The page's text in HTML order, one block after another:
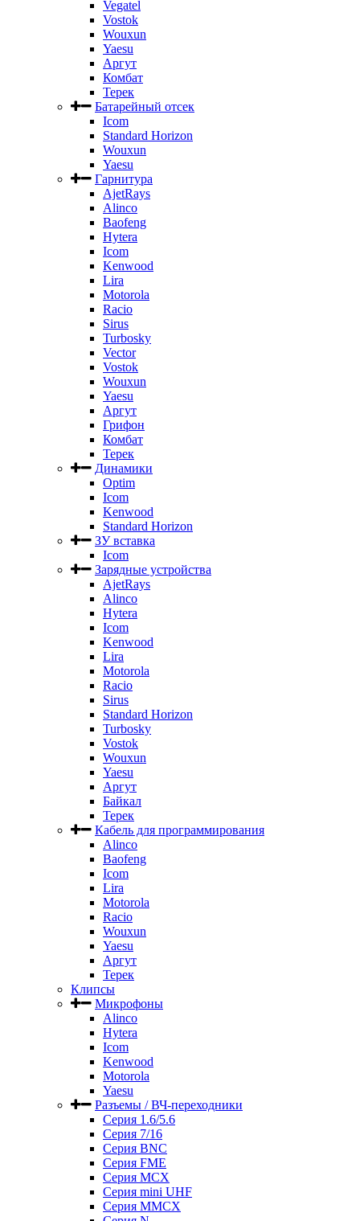
Vegatel
Vostok
Wouxun
Yaesu
Аргут
Комбат
Терек
Батарейный отсек
Icom
Standard Horizon
Wouxun
Yaesu
Гарнитура
AjetRays
Alinco
Baofeng
Hytera
Icom
Kenwood
Lira
Motorola
Racio
Sirus
Turbosky
Vector
Vostok
Wouxun
Yaesu
Аргут
Грифон
Комбат
Терек
Динамики
Optim
Icom
Kenwood
Standard Horizon
ЗУ вставка
Icom
Зарядные устройства
AjetRays
Alinco
Hytera
Icom
Kenwood
Lira
Motorola
Racio
Sirus
Standard Horizon
Turbosky
Vostok
Wouxun
Yaesu
Аргут
Байкал
Терек
Кабель для программирования
Alinco
Baofeng
Icom
Lira
Motorola
Racio
Wouxun
Yaesu
Аргут
Терек
Клипсы
Микрофоны
Alinco
Hytera
Icom
Kenwood
Motorola
Yaesu
Разъемы / ВЧ-переходники
Серия 1.6/5.6
Серия 7/16
Серия BNC
Серия FME
Серия MCX
Серия mini UHF
Серия MMCX